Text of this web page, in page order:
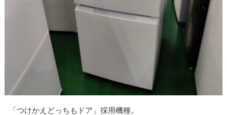
「つけかえどっちもドア」採用機種。